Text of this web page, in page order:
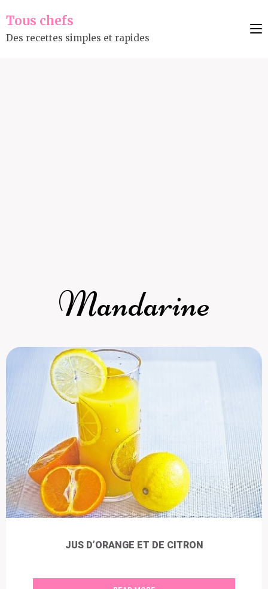
Tous chefs
Des recettes simples et rapides
Mandarine
JUS D’ORANGE ET DE CITRON